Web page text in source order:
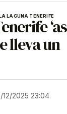
LAGUNA TENERIFE
lleva un
12/2025 23:04